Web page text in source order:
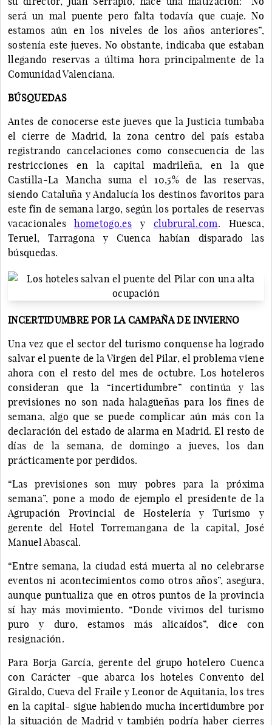
será un mal puente pero falta todavía que cuaje. No
estamos aún en los niveles de los años anteriores”,
sostenía este jueves. No obstante, indicaba que estaban
llegando reservas a última hora principalmente de la
Comunidad Valenciana.
BÚSQUEDAS
Antes de conocerse este jueves que la Justicia tumbaba
el cierre de Madrid, la zona centro del país estaba
registrando cancelaciones como consecuencia de las
restricciones en la capital madrileña, en la que
Castilla-La Mancha suma el 10,5% de las reservas,
siendo Cataluña y Andalucía los destinos favoritos para
este fin de semana largo, según los portales de reservas
vacacionaleshometogo.es y clubrural.com. Huesca,
Teruel, Tarragona y Cuenca habían disparado las
búsquedas.
INCERTIDUMBRE POR LA CAMPAÑA DE INVIERNO
Una vez que el sector del turismo conquense ha logrado
salvar el puente de la Virgen del Pilar, el problema viene
ahora con el resto del mes de octubre. Los hoteleros
consideran que la “incertidumbre” continúa y las
previsiones no son nada halagüeñas para los fines de
semana, algo que se puede complicar aún más con la
declaración del estado de alarma en Madrid. El resto de
días de la semana, de domingo a jueves, los dan
prácticamente por perdidos.
“Las previsiones son muy pobres para la próxima
semana”, pone a modo de ejemplo el presidente de la
Agrupación Provincial de Hostelería y Turismo y
gerente del Hotel Torremangana de la capital, José
Manuel Abascal.
“Entre semana, la ciudad está muerta al no celebrarse
eventos ni acontecimientos como otros años”, asegura,
aunque puntualiza que en otros puntos de la provincia
sí hay más movimiento. “Donde vivimos del turismo
puro y duro, estamos más alicaídos”, dice con
resignación.
Para Borja García, gerente del grupo hotelero Cuenca
con Carácter -que abarca los hoteles Convento del
Giraldo, Cueva del Fraile y Leonor de Aquitania, los tres
en la capital- sigue habiendo mucha incertidumbre por
la situación de Madrid y también podría haber cierres